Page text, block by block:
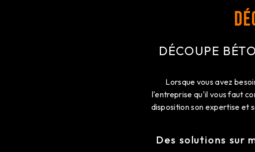
DÉCOUPE
Lorsque vous avez
l'entreprise qu'il vous faut
disposition son expertise et
Des solutions sur